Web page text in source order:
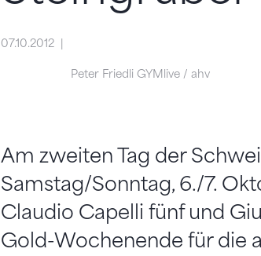
07.10.2012
Peter Friedli GYMlive / ahv
Am zweiten Tag der
Samstag/Sonntag, 6./7.
Claudio Capelli fünf und
Gold-Wochenende für die